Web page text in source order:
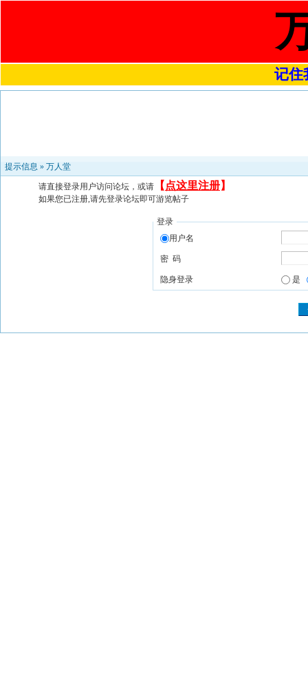
记住
提示信息 » 万人堂
请直接登录用户访问论坛，或请 【 点这里注册】
如果您已注册,请先登录论坛即可游览帖子
登录
用户名
密 码
隐身登录 是